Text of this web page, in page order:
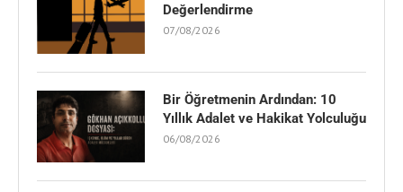
Değerlendirme
07/08/2026
Bir Öğretmenin Ardından: 10
Yıllık Adalet ve Hakikat Yolculuğu
06/08/2026